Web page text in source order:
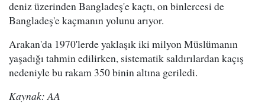
deniz üzerinden Bangladeş'e kaçtı, on binlercesi de
Bangladeş'e kaçmanın yolunu arıyor.
Arakan'da 1970'lerde yaklaşık iki milyon Müslümanın
yaşadığı tahmin edilirken, sistematik saldırılardan kaçış
nedeniyle bu rakam 350 binin altına geriledi.
Kaynak: AA